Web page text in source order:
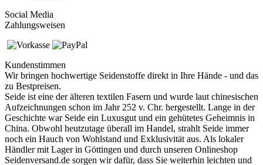
Social Media
Zahlungsweisen
Kundenstimmen
Wir bringen hochwertige Seidenstoffe direkt in Ihre Hände - und das
zu Bestpreisen.
Seide ist eine der älteren textilen Fasern und wurde laut chinesischen
Aufzeichnungen schon im Jahr 252 v. Chr. hergestellt. Lange in der
Geschichte war Seide ein Luxusgut und ein gehütetes Geheimnis in
China. Obwohl heutzutage überall im Handel, strahlt Seide immer
noch ein Hauch von Wohlstand und Exklusivität aus. Als lokaler
Händler mit Lager in Göttingen und durch unseren Onlineshop
Seidenversand.de sorgen wir dafür, dass Sie weiterhin leichten und